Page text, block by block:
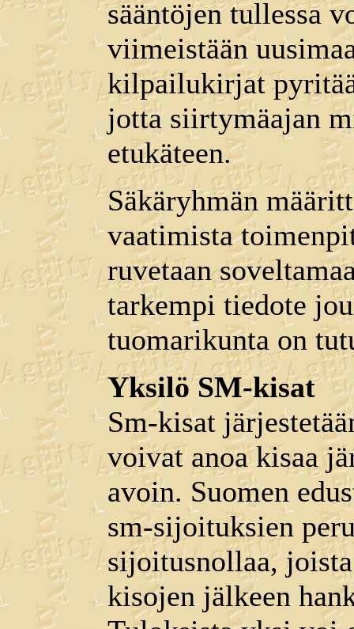
sääntöjen tullessa
viimeistään
kilpailukirjat
jotta siirtymäajan
etukäteen.
Säkäryhmän
vaatimista
ruvetaan
tarkempi tiedote
tuomarikunta on
Yksilö SM-kisat
Sm-kisat
voivat anoa kisaa
avoin. Suomen
sm-sijoituksien
sijoitusnollaa,
kisojen jälkeen